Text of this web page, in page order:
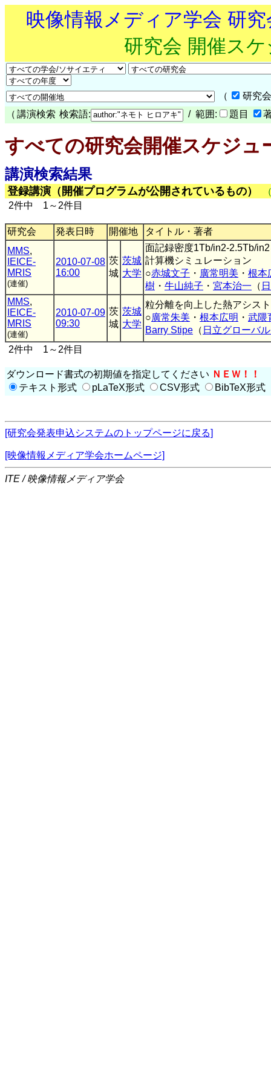
映像情報メディア学会 研
研究会 開催ス
（
研究
（ 講演検索 検索語: / 範囲: 題目
すべての研究会開催スケジュ
講演検索結果
登録講演（開催プログラムが公開されているもの）
2件中 1～2件目
研究会 発表日時 開催地
タイトル・著者
MMS,
IEICE-
MRIS
(連催)
2010-07-08
16:00
茨
城
茨城
大学
面記録密度1Tb/in2-2.5Tb/
計算機シミュレーション
○赤城文子 ・ 廣常明美 ・ 根本
樹 ・ 牛山純子 ・ 宮本治一 （
MMS,
IEICE-
MRIS
(連催)
2010-07-09
09:30
茨
城
茨城
大学
粒分離を向上した熱アシス
○廣常朱美 ・ 根本広明 ・ 武隈
Barry Stipe （ 日立グローバ
2件中 1～2件目
ダウンロード書式の初期値を指定してください ＮＥＷ！！
テキスト形式
pLaTeX形式 CSV形式 BibTeX形式
[研究会発表申込システムのトップページに戻る]
[映像情報メディア学会ホームページ]
ITE / 映像情報メディア学会